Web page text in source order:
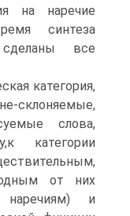
на наречие
синтеза
все
категория,
склоняемые,
слова,
категории
от них
и